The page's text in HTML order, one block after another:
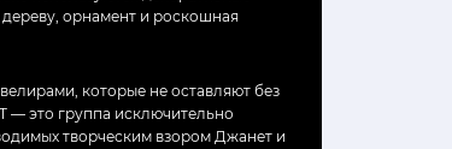
дереву, орнамент и роскошная
которые не оставляют без
— это группа исключительно
творческим взором Джанет и